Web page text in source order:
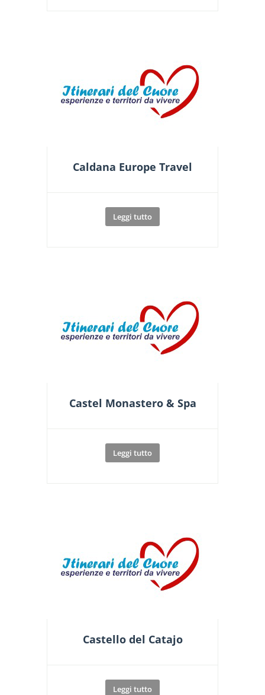
Caldana Europe Travel
Leggi tutto
Castel Monastero & Spa
Leggi tutto
Castello del Catajo
Leggi tutto